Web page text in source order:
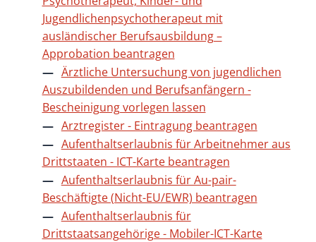
Jugendlichenpsychotherapeut mit
ausländischer Berufsausbildung –
Approbation beantragen
Ärztliche Untersuchung von jugendlichen
Auszubildenden und Berufsanfängern -
Bescheinigung vorlegen lassen
Arztregister - Eintragung beantragen
Aufenthaltserlaubnis für Arbeitnehmer aus
Drittstaaten - ICT-Karte beantragen
Aufenthaltserlaubnis für Au-pair-
Beschäftigte (Nicht-EU/EWR) beantragen
Aufenthaltserlaubnis für
Drittstaatsangehörige - Mobiler-ICT-Karte